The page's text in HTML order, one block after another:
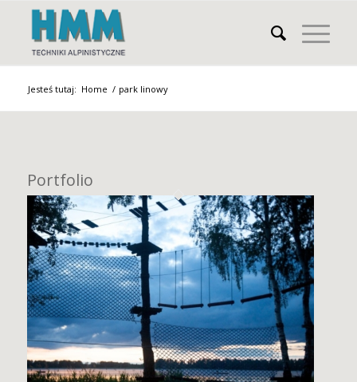
Jesteś tutaj: Home / park linowy
Portfolio